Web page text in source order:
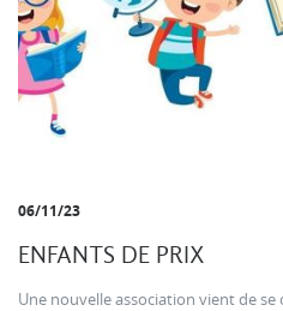
06/11/23
ENFANTS DE PRIX
Une nouvelle association vient de se